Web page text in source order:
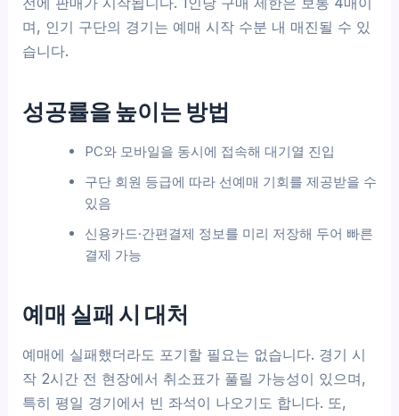
며, 인기 구단의 경기는 예매 시작 수분 내 매진될 수 있
습니다.
성공률을 높이는 방법
PC와 모바일을 동시에 접속해 대기열 진입
구단 회원 등급에 따라 선예매 기회를 제공받을 수
있음
신용카드·간편결제 정보를 미리 저장해 두어 빠른
결제 가능
예매 실패 시 대처
예매에 실패했더라도 포기할 필요는 없습니다. 경기 시
작 2시간 전 현장에서 취소표가 풀릴 가능성이 있으며,
특히 평일 경기에서 빈 좌석이 나오기도 합니다. 또,